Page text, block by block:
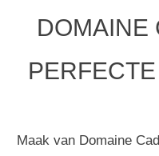
DOMAINE
Maak van Domaine